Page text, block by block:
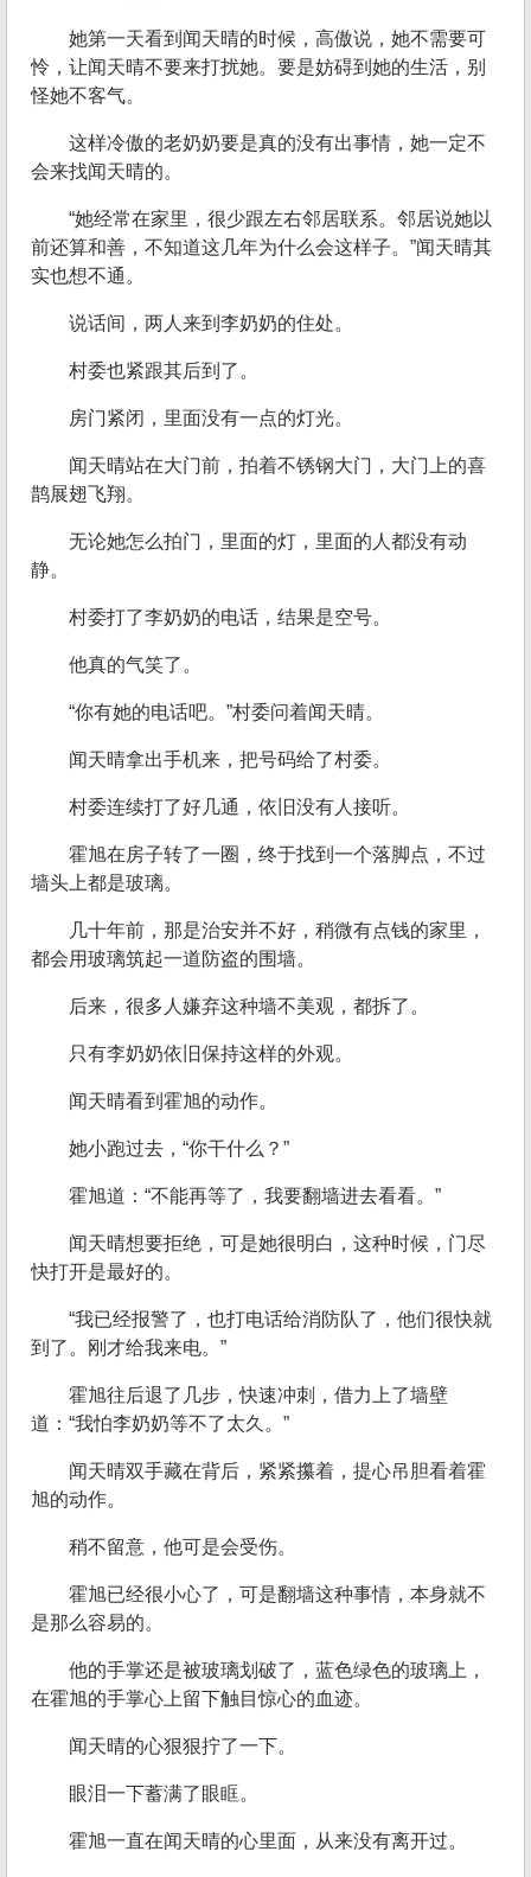
她第一天看到闻天晴的时候，高傲说，她不需要可
怜，让闻天晴不要来打扰她。要是妨碍到她的生活，别
怪她不客气。
这样冷傲的老奶奶要是真的没有出事情，她一定不
会来找闻天晴的。
“她经常在家里，很少跟左右邻居联系。邻居说她以
前还算和善，不知道这几年为什么会这样子。”闻天晴其
实也想不通。
说话间，两人来到李奶奶的住处。
村委也紧跟其后到了。
房门紧闭，里面没有一点的灯光。
闻天晴站在大门前，拍着不锈钢大门，大门上的喜
鹊展翅飞翔。
无论她怎么拍门，里面的灯，里面的人都没有动
静。
村委打了李奶奶的电话，结果是空号。
他真的气笑了。
“你有她的电话吧。”村委问着闻天晴。
闻天晴拿出手机来，把号码给了村委。
村委连续打了好几通，依旧没有人接听。
霍旭在房子转了一圈，终于找到一个落脚点，不过
墙头上都是玻璃。
几十年前，那是治安并不好，稍微有点钱的家里，
都会用玻璃筑起一道防盗的围墙。
后来，很多人嫌弃这种墙不美观，都拆了。
只有李奶奶依旧保持这样的外观。
闻天晴看到霍旭的动作。
她小跑过去，“你干什么？”
霍旭道：“不能再等了，我要翻墙进去看看。”
闻天晴想要拒绝，可是她很明白，这种时候，门尽
快打开是最好的。
“我已经报警了，也打电话给消防队了，他们很快就
到了。刚才给我来电。”
霍旭往后退了几步，快速冲刺，借力上了墙壁
道：“我怕李奶奶等不了太久。”
闻天晴双手藏在背后，紧紧攥着，提心吊胆看着霍
旭的动作。
稍不留意，他可是会受伤。
霍旭已经很小心了，可是翻墙这种事情，本身就不
是那么容易的。
他的手掌还是被玻璃划破了，蓝色绿色的玻璃上，
在霍旭的手掌心上留下触目惊心的血迹。
闻天晴的心狠狠拧了一下。
眼泪一下蓄满了眼眶。
霍旭一直在闻天晴的心里面，从来没有离开过。